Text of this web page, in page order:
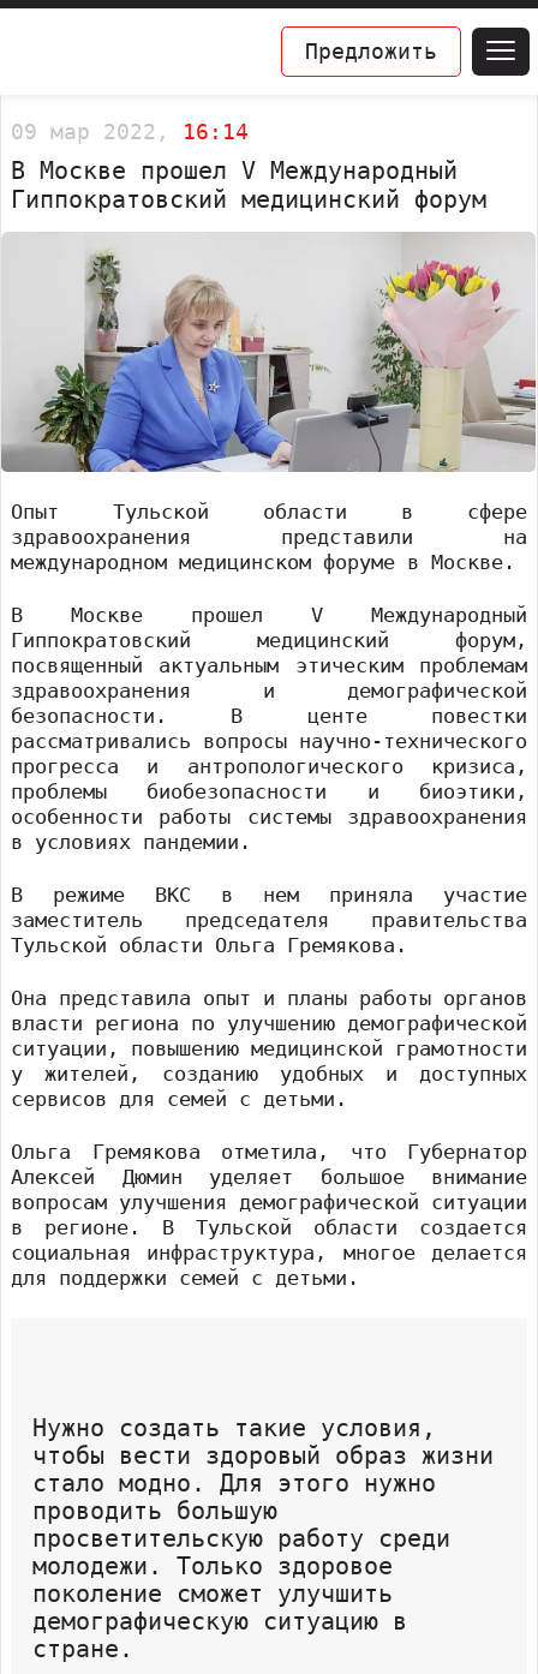
Предложить
09 мар 2022, 16:14
В Москве прошел V Международный
Гиппократовский медицинский форум
Опыт Тульской области в сфере
здравоохранения представили на
международном медицинском форуме в Москве.
В Москве прошел V Международный
Гиппократовский медицинский форум,
посвященный актуальным этическим проблемам
здравоохранения и демографической
безопасности. В центе повестки
рассматривались вопросы научно-технического
прогресса и антропологического кризиса,
проблемы биобезопасности и биоэтики,
особенности работы системы здравоохранения
в условиях пандемии.
В режиме ВКС в нем приняла участие
заместитель председателя правительства
Тульской области Ольга Гремякова.
Она представила опыт и планы работы органов
власти региона по улучшению демографической
ситуации, повышению медицинской грамотности
у жителей, созданию удобных и доступных
сервисов для семей с детьми.
Ольга Гремякова отметила, что Губернатор
Алексей Дюмин уделяет большое внимание
вопросам улучшения демографической ситуации
в регионе. В Тульской области создается
социальная инфраструктура, многое делается
для поддержки семей с детьми.
Нужно создать такие условия,
чтобы вести здоровый образ жизни
стало модно. Для этого нужно
проводить большую
просветительскую работу среди
молодежи. Только здоровое
поколение сможет улучшить
демографическую ситуацию в
стране.